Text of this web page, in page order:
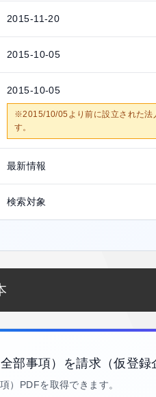
2015-11-20
2015-10-05
2015-10-05
※2015/10/05より前に設立された法
す。
最新情報
検索対象
部事項）を請求（仮登録
）PDFを取得できます。